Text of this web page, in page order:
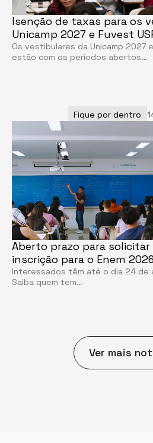
Isenção de taxas para os
Unicamp 2027 e Fuvest
Os vestibulares da Unicamp 2027
estão com os períodos abertos…
Fique por dentro
Aberto prazo para
inscrição para o Enem 2026
Interessados têm até o dia 24 de
Saiba quem tem…
Ver mais